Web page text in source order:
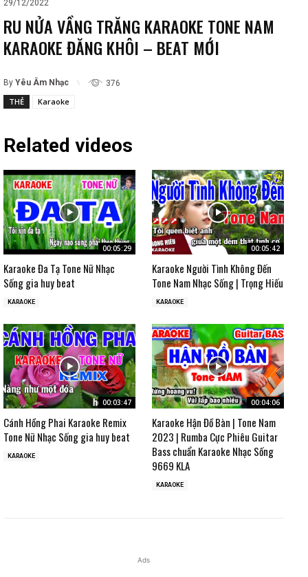
29/12/2022
RU NỬA VẦNG TRĂNG KARAOKE TONE NAM
KARAOKE ĐĂNG KHÔI – BEAT MỚI
By Yêu Âm Nhạc 376
THẺ Karaoke
Related videos
00:05:29
Karaoke Đa Tạ Tone Nữ Nhạc
Sống gia huy beat
KARAOKE
00:05:42
Karaoke Người Tình Không Đến
Tone Nam Nhạc Sống | Trọng Hiếu
KARAOKE
00:03:47
Cánh Hồng Phai Karaoke Remix
Tone Nữ Nhạc Sống gia huy beat
KARAOKE
00:04:06
Karaoke Hận Đồ Bàn | Tone Nam
2023 | Rumba Cực Phiêu Guitar
Bass chuẩn Karaoke Nhạc Sống
9669 KLA
KARAOKE
Ads